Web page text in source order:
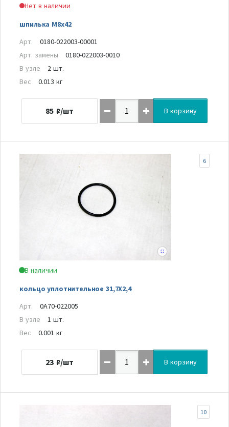
Нет в наличии
шпилька M8x42
Арт.
0180-022003-00001
Арт. замены
0180-022003-0010
В узле
2 шт.
Вес
0.013 кг
85 ₽/шт В корзину
В наличии
кольцо уплотнительное 31,7X2,4
6
Арт.
0A70-022005
В узле
1 шт.
Вес
0.001 кг
23 ₽/шт В корзину
10